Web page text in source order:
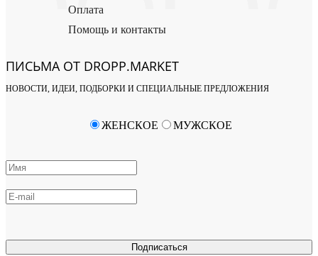
Оплата
Помощь и контакты
ПИСЬМА ОТ DROPP.MARKET
НОВОСТИ, ИДЕИ, ПОДБОРКИ И СПЕЦИАЛЬНЫЕ ПРЕДЛОЖЕНИЯ
Подписаться
ЖЕНСКОЕ МУЖСКОЕ